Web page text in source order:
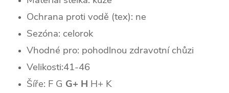
Ochrana proti vodě (tex): ne
Sezóna: celorok
Vhodné pro: pohodlnou zdravotní chůzi
Velikosti:41-46
Šíře: F G G+ H H+ K